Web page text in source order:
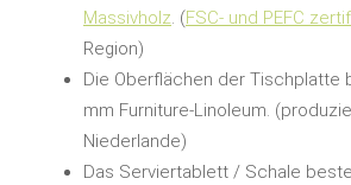
Massivholz. (FSC- und PEFC
Region)
Die Oberflächen der Tischplatte
mm Furniture-Linoleum.
Niederlande)
Das Serviertablett / Schale